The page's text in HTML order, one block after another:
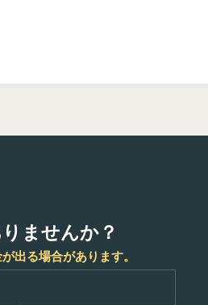
ませんか？
出る場合があります。